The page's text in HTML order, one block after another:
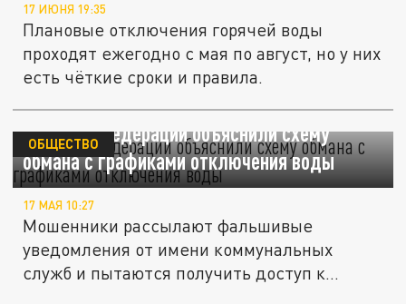
17 ИЮНЯ 19:35
Плановые отключения горячей воды
проходят ежегодно с мая по август, но у них
есть чёткие сроки и правила.
В Совете Федерации объяснили схему
обмана с графиками отключения воды
ОБЩЕСТВО
17 МАЯ 10:27
Мошенники рассылают фальшивые
уведомления от имени коммунальных
служб и пытаются получить доступ к